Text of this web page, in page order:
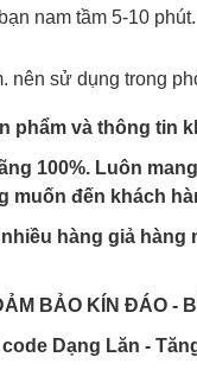
nam tầm 5-10
nên sử dụng trong
phẩm và thông tin
100%. Luôn
muốn đến khách
hàng giả
BẢO KÍN ĐÁO -
Dạng Lăn -